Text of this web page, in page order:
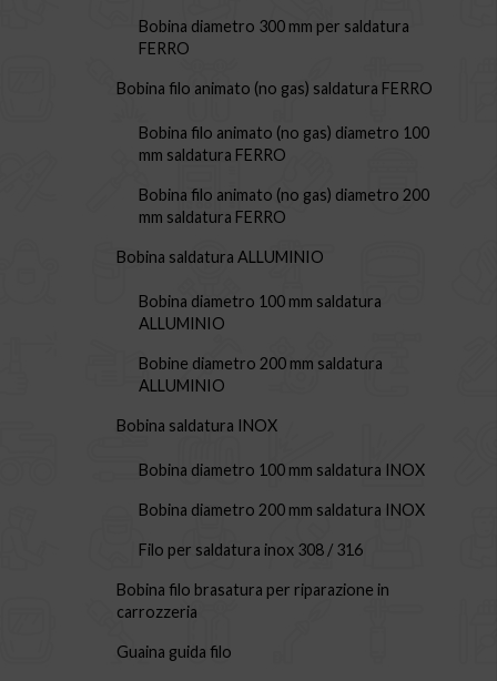
Bobina diametro 300 mm per saldatura
FERRO
Bobina filo animato (no gas) saldatura FERRO
Bobina filo animato (no gas) diametro 100
mm saldatura FERRO
Bobina filo animato (no gas) diametro 200
mm saldatura FERRO
Bobina saldatura ALLUMINIO
Bobina diametro 100 mm saldatura
ALLUMINIO
Bobine diametro 200 mm saldatura
ALLUMINIO
Bobina saldatura INOX
Bobina diametro 100 mm saldatura INOX
Bobina diametro 200 mm saldatura INOX
Filo per saldatura inox 308 / 316
Bobina filo brasatura per riparazione in
carrozzeria
Guaina guida filo